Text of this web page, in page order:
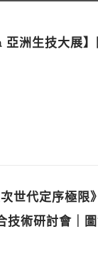
亞洲生技大展
世代定序極
術研討會｜